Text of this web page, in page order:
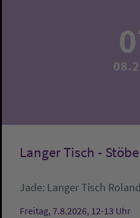
Langer Tisch -
Jade: Langer Tisch
Freitag, 7.8.2026, 12-13 Uhr